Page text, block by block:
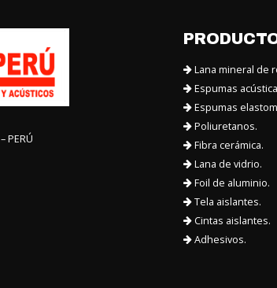
PERÚ
Lana mineral de
Espumas
Espumas
Poliuretanos.
Fibra cerámica.
Lana de vidrio.
Foil de aluminio.
Tela aislantes.
Cintas aislantes.
Adhesivos.